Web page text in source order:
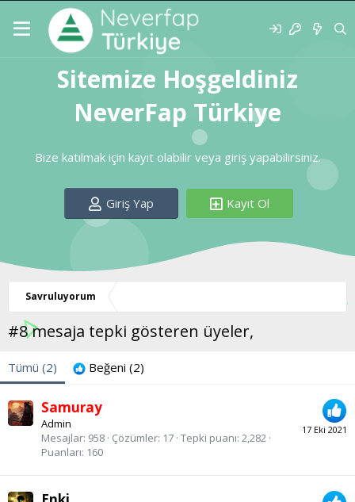
Sitemize Hoşgeldiniz
NeverFap Türkiye
Bize katılmak için kayıt olabilir veya giriş yapabilirsiniz.
Giriş Yap Kayıt Ol
Savruluyorum
#8 mesaja tepki gösteren üyeler,
Tümü (2) Beğeni (2)
17 Eki 2021
Samuray
Admin
Mesajlar 958 Çözümler 17 Tepki puanı 2,282
Puanları 160